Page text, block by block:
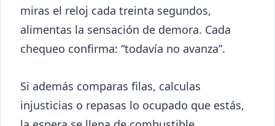
miras el reloj cada treinta segundos,
alimentas la sensación de demora. Cada
chequeo confirma: “todavía no avanza”.
Si además comparas filas, calculas
injusticias o repasas lo ocupado que estás,